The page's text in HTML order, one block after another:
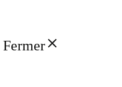
Fermer